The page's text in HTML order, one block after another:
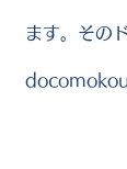
ます。その